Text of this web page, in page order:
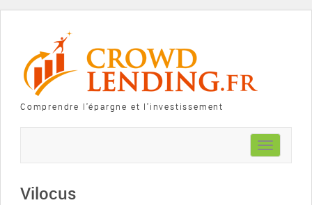
Comprendre l'épargne et l'investissement
Toggle
navigation
Vilocus